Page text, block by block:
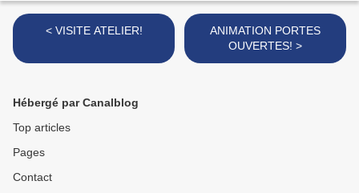
< VISITE ATELIER!
ANIMATION PORTES
OUVERTES! >
Hébergé par Canalblog
Top articles
Pages
Contact